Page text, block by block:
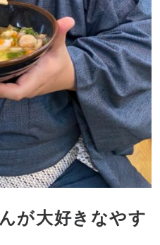
が大好きなやす